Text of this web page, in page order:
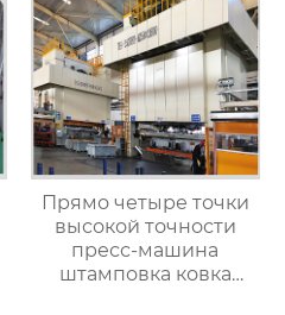
Прямо четыре точки
высокой точности
пресс-машина
штамповка ковка